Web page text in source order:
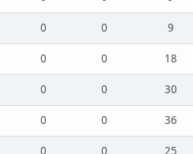
0 0
9
0 0
18
0 0
30
0 0
36
0 0
25